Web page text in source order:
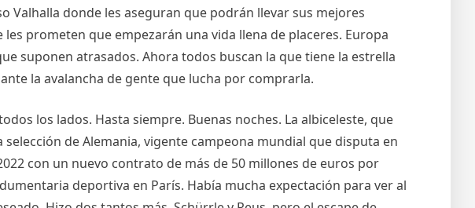
Valhalla donde les aseguran que podrán llevar sus mejores
prometen que empezarán una vida llena de placeres. Europa
suponen atrasados. Ahora todos buscan la que tiene la estrella
la avalancha de gente que lucha por comprarla.
los lados. Hasta siempre. Buenas noches. La albiceleste, que
de Alemania, vigente campeona mundial que disputa en
con un nuevo contrato de más de 50 millones de euros por
deportiva en París. Había mucha expectación para ver al